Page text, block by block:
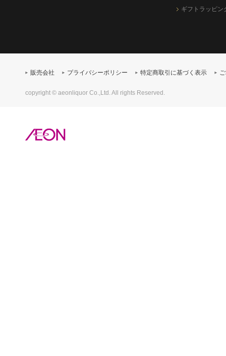
ギフトラッピン
販売会社 プライバシーポリシー 特定商取引に基づく表示
copyright © aeonliquor Co.,Ltd. All rights Reserved.